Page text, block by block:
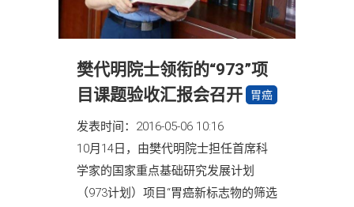
樊代明院士领衔的“973”项
目课题验收汇报会召开
胃癌
发表时间：2016-05-06 10:16
10月14日，由樊代明院士担任首席科
学家的国家重点基础研究发展计划
（973计划）项目“胃癌新标志物的筛选